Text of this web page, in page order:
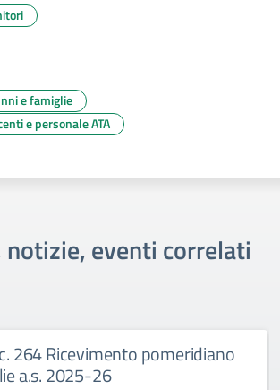
e famiglie
e personale ATA
notizie, eventi correlati
264 Ricevimento pomeridiano
a.s. 2025-26